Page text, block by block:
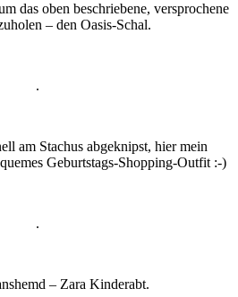
das oben beschriebene, versprochene
– den Oasis-Schal.
.
am Stachus abgeknipst, hier mein
Geburtstags-Shopping-Outfit :-)
.
– Zara Kinderabt.